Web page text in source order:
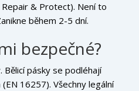
& Protect). Není to
během 2-5 dní.
bezpečné?
pásky se podléhají
16257). Všechny legální